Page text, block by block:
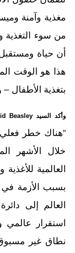
مغذية وآمنة
من سوء التغذية
أن حياة
هذا هو الوقت
بتغذية الأطفال
وأكد السيد Beasley
“هناك خطر فعلي
خلال الأشهر
العالمية
بسبب الأزمة في
العالم إلى
استقرار عالمي
نطاق غير